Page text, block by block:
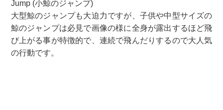
Jump (小鯨のジャンプ)
大型鯨のジャンプも大迫力ですが、子供や中型サイズの
鯨のジャンプは必見で画像の様に全身が露出するほど飛
び上がる事が特徴的で、連続で飛んだりするので大人気
の行動です。